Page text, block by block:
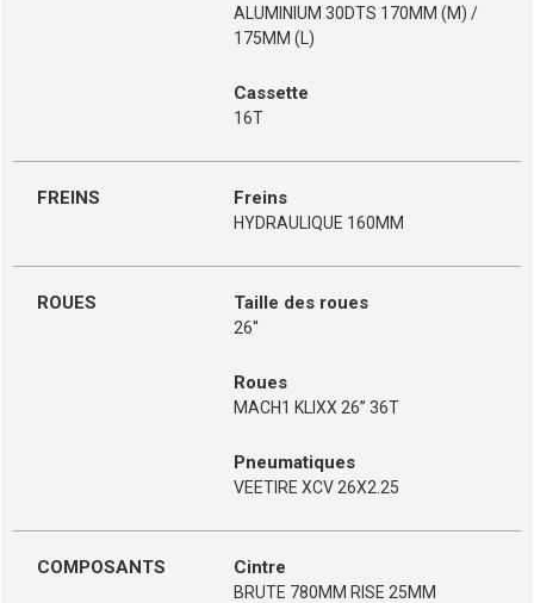
ALUMINIUM 30DTS 170MM (M) /
175MM (L)
Cassette
16T
FREINS Freins
HYDRAULIQUE 160MM
ROUES Taille des roues
26''
Roues
MACH1 KLIXX 26’’ 36T
Pneumatiques
VEETIRE XCV 26X2.25
COMPOSANTS Cintre
BRUTE 780MM RISE 25MM